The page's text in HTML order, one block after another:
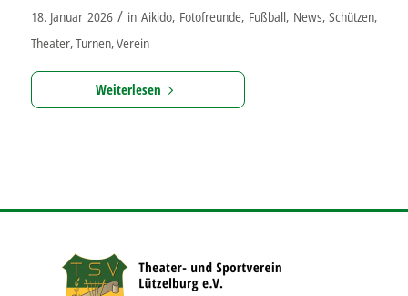
18. Januar 2026 / inAikido, Fotofreunde, Fußball, News,Schützen,
Theater,Turnen,Verein
Weiterlesen